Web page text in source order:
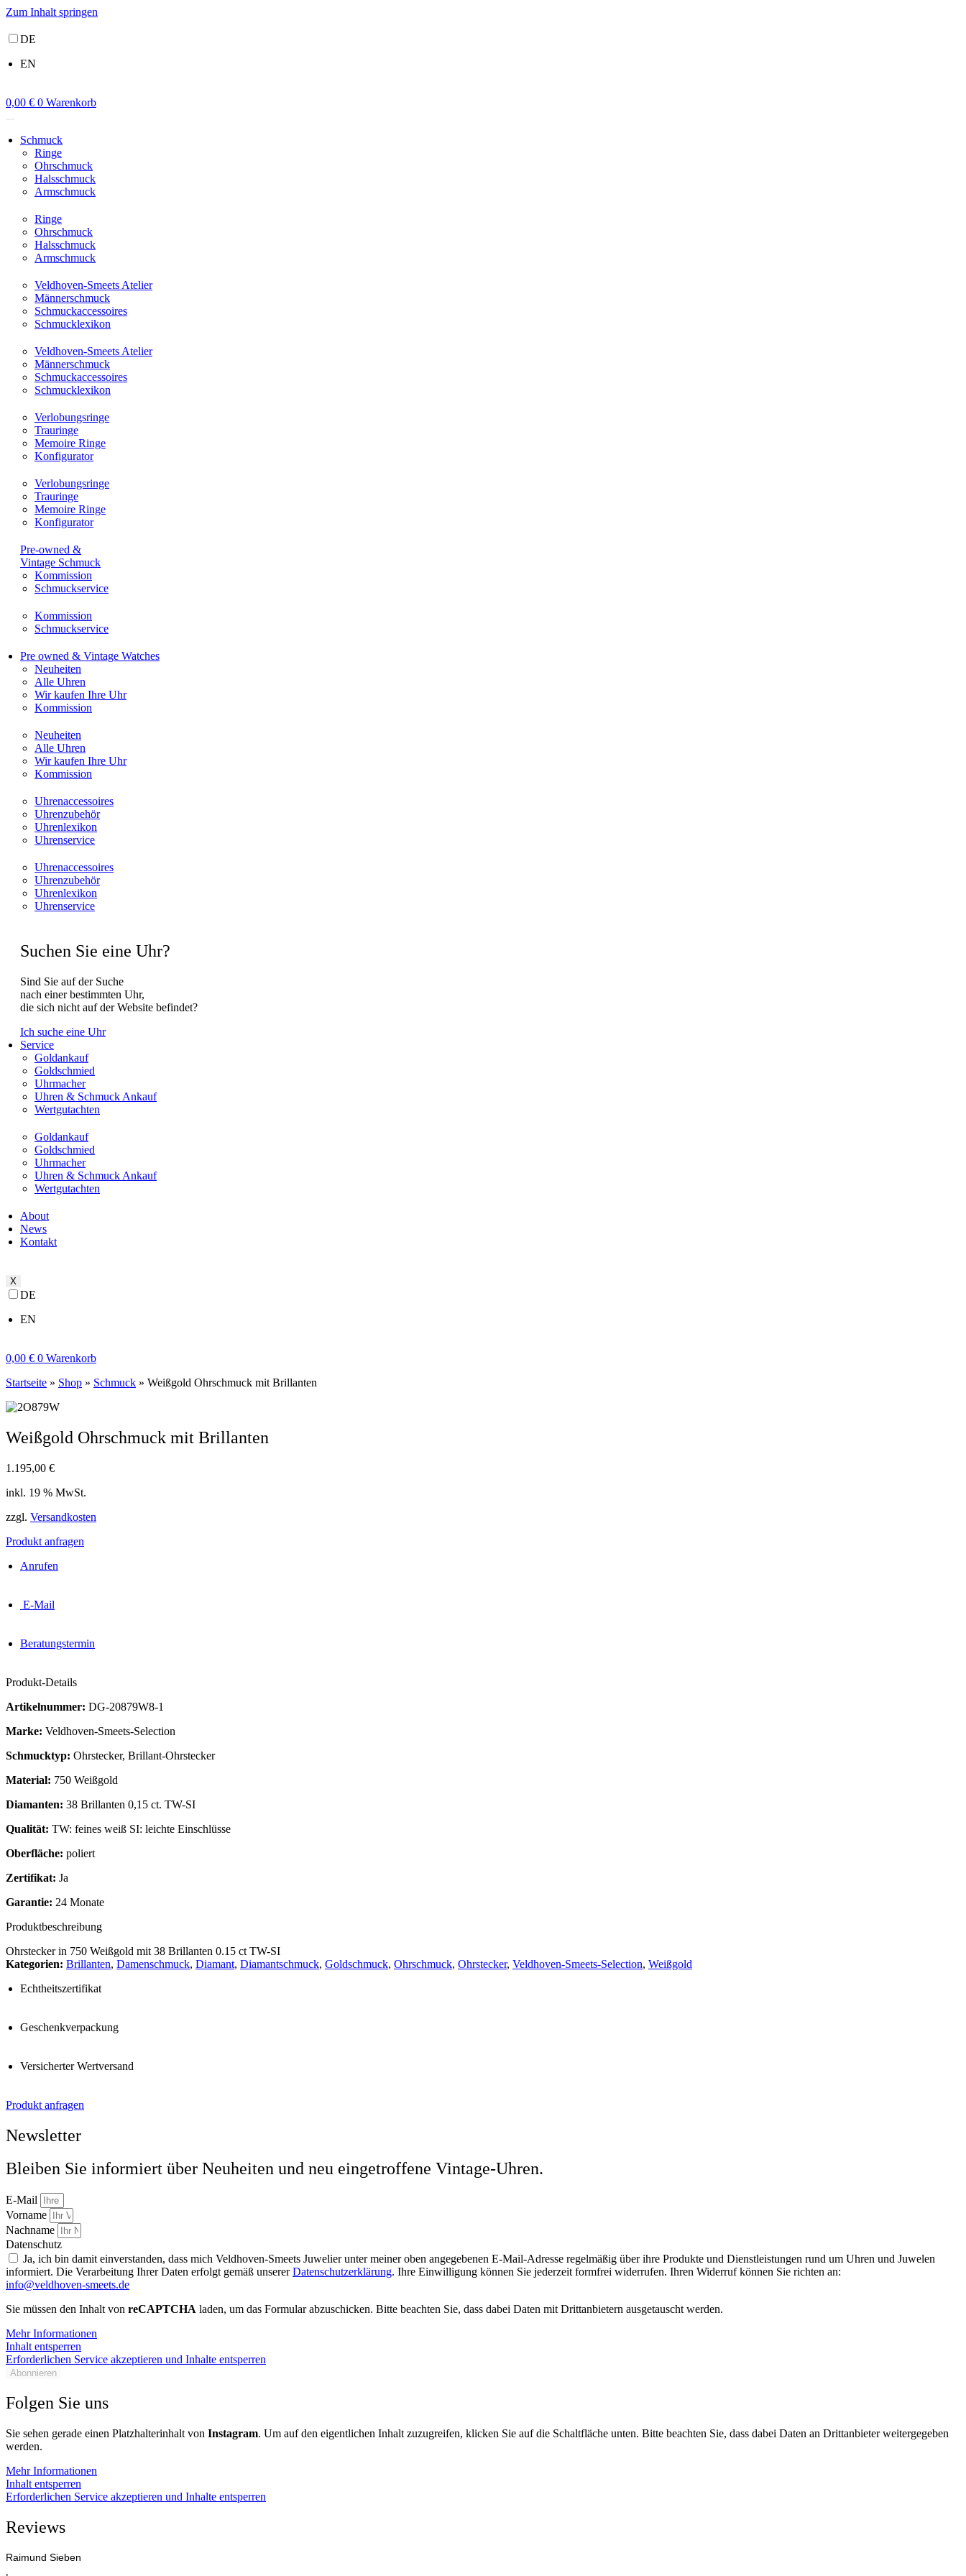
Zum Inhalt springen
DE
EN
0,00 € 0 Warenkorb
Schmuck
Ringe
Ohrschmuck
Halsschmuck
Armschmuck
Ringe
Ohrschmuck
Halsschmuck
Armschmuck
Veldhoven-Smeets Atelier
Männerschmuck
Schmuckaccessoires
Schmucklexikon
Veldhoven-Smeets Atelier
Männerschmuck
Schmuckaccessoires
Schmucklexikon
Verlobungsringe
Trauringe
Memoire Ringe
Konfigurator
Verlobungsringe
Trauringe
Memoire Ringe
Konfigurator
Pre-owned &
Vintage Schmuck
Kommission
Schmuckservice
Kommission
Schmuckservice
Pre owned & Vintage Watches
Neuheiten
Alle Uhren
Wir kaufen Ihre Uhr
Kommission
Neuheiten
Alle Uhren
Wir kaufen Ihre Uhr
Kommission
Uhrenaccessoires
Uhrenzubehör
Uhrenlexikon
Uhrenservice
Uhrenaccessoires
Uhrenzubehör
Uhrenlexikon
Uhrenservice
Suchen Sie eine Uhr?
Sind Sie auf der Suche
nach einer bestimmten Uhr,
die sich nicht auf der Website befindet?
Ich suche eine Uhr
Service
Goldankauf
Goldschmied
Uhrmacher
Uhren & Schmuck Ankauf
Wertgutachten
Goldankauf
Goldschmied
Uhrmacher
Uhren & Schmuck Ankauf
Wertgutachten
About
News
Kontakt
X
DE
EN
0,00 € 0 Warenkorb
Startseite » Shop » Schmuck » Weißgold Ohrschmuck mit Brillanten
Weißgold Ohrschmuck mit Brillanten
1.195,00 €
inkl. 19 % MwSt.
zzgl. Versandkosten
Produkt anfragen
Anrufen
E-Mail
Beratungstermin
Produkt-Details
Artikelnummer: DG-20879W8-1
Marke: Veldhoven-Smeets-Selection
Schmucktyp: Ohrstecker, Brillant-Ohrstecker
Material: 750 Weißgold
Diamanten: 38 Brillanten 0,15 ct. TW-SI
Qualität: TW: feines weiß SI: leichte Einschlüsse
Oberfläche: poliert
Zertifikat: Ja
Garantie: 24 Monate
Produktbeschreibung
Ohrstecker in 750 Weißgold mit 38 Brillanten 0.15 ct TW-SI
Kategorien: Brillanten, Damenschmuck, Diamant, Diamantschmuck, Goldschmuck, Ohrschmuck, Ohrstecker, Veldhoven-Smeets-Selection, Weißgold
Echtheitszertifikat
Geschenkverpackung
Versicherter Wertversand
Produkt anfragen
Newsletter
Bleiben Sie informiert über Neuheiten und neu eingetroffene Vintage-Uhren.
E-Mail
Vorname
Nachname
Datenschutz
Ja, ich bin damit einverstanden, dass mich Veldhoven-Smeets Juwelier unter meiner oben angegebenen E-Mail-Adresse regelmäßig über ihre Produkte und Dienstleistungen rund um Uhren und Juwelen
informiert. Die Verarbeitung Ihrer Daten erfolgt gemäß unsererDatenschutzerklärung. Ihre Einwilligung können Sie jederzeit formfrei widerrufen. Ihren Widerruf können Sie richten an:
info@veldhoven-smeets.de
Sie müssen den Inhalt von reCAPTCHA laden, um das Formular abzuschicken. Bitte beachten Sie, dass dabei Daten mit Drittanbietern ausgetauscht werden.
Mehr Informationen
Inhalt entsperren
Erforderlichen Service akzeptieren und Inhalte entsperren
Abonnieren
Folgen Sie uns
Sie sehen gerade einen Platzhalterinhalt von Instagram. Um auf den eigentlichen Inhalt zuzugreifen, klicken Sie auf die Schaltfläche unten. Bitte beachten Sie, dass dabei Daten an Drittanbieter weitergegeben
werden.
Mehr Informationen
Inhalt entsperren
Erforderlichen Service akzeptieren und Inhalte entsperren
Reviews
Raimund Sieben